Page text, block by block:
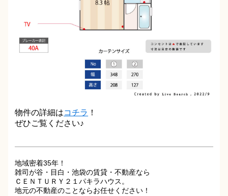
物件の詳細はコチラ ！
ぜひご覧ください♪
地域密着35年！
雑司が谷・目白・池袋の賃貸・不動産なら
ＣＥＮＴＵＲＹ２１パキラハウス。
地元の不動産のことならお任せください！